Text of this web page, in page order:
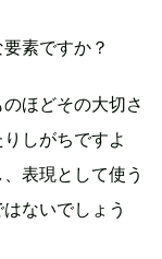
素ですか？
ほどその大切さ
しがちですよ
表現として使う
ないでしょう